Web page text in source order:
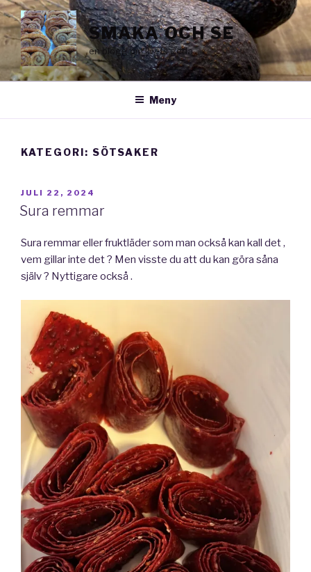
Hoppa
till
innehåll
SMAKA OCH SE
en blogg om livets goda
Meny
KATEGORI: SÖTSAKER
PUBLICERAT
JULI 22, 2024
Sura remmar
Sura remmar eller fruktläder som man också kan kall det ,
vem gillar inte det ? Men visste du att du kan göra såna
själv ? Nyttigare också .